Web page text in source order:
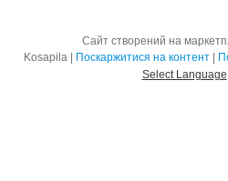
Сайт створений на
Поскаржитися на контент
Select Language